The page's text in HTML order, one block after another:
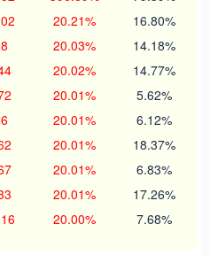
20.21% 16.80%
20.03% 14.18%
20.02% 14.77%
20.01% 5.62%
20.01% 6.12%
20.01% 18.37%
20.01% 6.83%
20.01% 17.26%
20.00% 7.68%